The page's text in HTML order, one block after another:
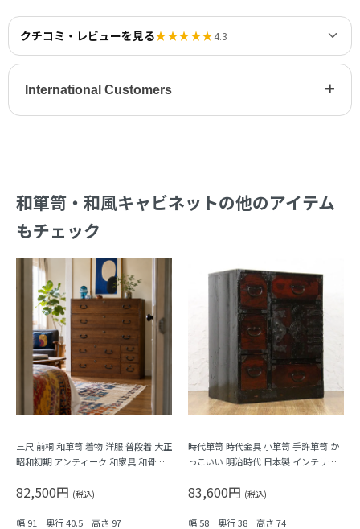
クチコミ・レビューを見る★★★★★4.3
International Customers +
和箪笥・和風キャビネットの他のアイテム
もチェック
三尺 前桐 和箪笥 着物 洋服 普段着 大正
昭和初期 アンティーク 和家具 和骨董
82,500円 (税込)
幅 91 奥行 40.5 高さ 97
時代箪笥 時代金具 小箪笥 手許箪笥 か
っこいい 明治時代 日本製 インテリア
83,600円 (税込)
幅 58 奥行 38 高さ 74